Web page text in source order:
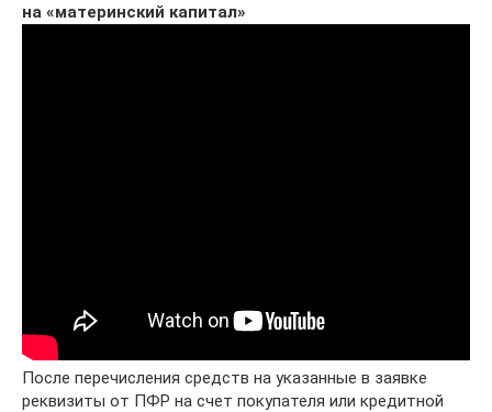
на «материнский капитал»
После перечисления средств на указанные в заявке
реквизиты от ПФР на счет покупателя или кредитной